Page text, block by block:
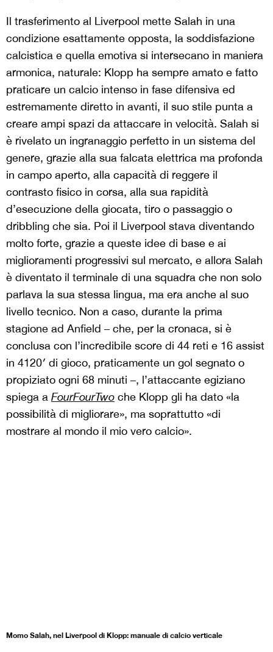
Il trasferimento al Liverpool mette Salah in una
condizione esattamente opposta, la soddisfazione
calcistica e quella emotiva si intersecano in maniera
armonica, naturale: Klopp ha sempre amato e fatto
praticare un calcio intenso in fase difensiva ed
estremamente diretto in avanti, il suo stile punta a
creare ampi spazi da attaccare in velocità. Salah si
è rivelato un ingranaggio perfetto in un sistema del
genere, grazie alla sua falcata elettrica ma profonda
in campo aperto, alla capacità di reggere il
contrasto fisico in corsa, alla sua rapidità
d’esecuzione della giocata, tiro o passaggio o
dribbling che sia. Poi il Liverpool stava diventando
molto forte, grazie a queste idee di base e ai
miglioramenti progressivi sul mercato, e allora Salah
è diventato il terminale di una squadra che non solo
parlava la sua stessa lingua, ma era anche al suo
livello tecnico. Non a caso, durante la prima
stagione ad Anfield – che, per la cronaca, si è
conclusa con l’incredibile score di 44 reti e 16 assist
in 4120′ di gioco, praticamente un gol segnato o
propiziato ogni 68 minuti –, l’attaccante egiziano
spiega a FourFourTwo che Klopp gli ha dato «la
possibilità di migliorare», ma soprattutto «di
mostrare al mondo il mio vero calcio».
Momo Salah, nel Liverpool di Klopp: manuale di calcio verticale